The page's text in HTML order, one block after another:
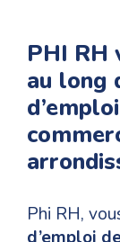
PHI RH
au long
Phi RH,